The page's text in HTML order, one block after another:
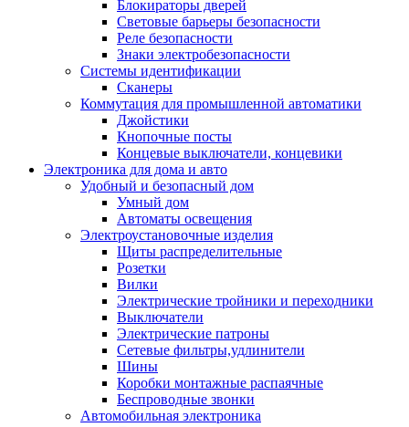
Блокираторы дверей
Световые барьеры безопасности
Реле безопасности
Знаки электробезопасности
Системы идентификации
Сканеры
Коммутация для промышленной автоматики
Джойстики
Кнопочные посты
Концевые выключатели, концевики
Электроника для дома и авто
Удобный и безопасный дом
Умный дом
Автоматы освещения
Электроустановочные изделия
Щиты распределительные
Розетки
Вилки
Электрические тройники и переходники
Выключатели
Электрические патроны
Сетевые фильтры,удлинители
Шины
Коробки монтажные распаячные
Беспроводные звонки
Автомобильная электроника